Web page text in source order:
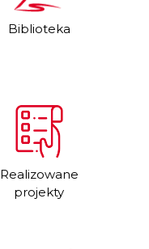
Biblioteka
Realizowane
projekty